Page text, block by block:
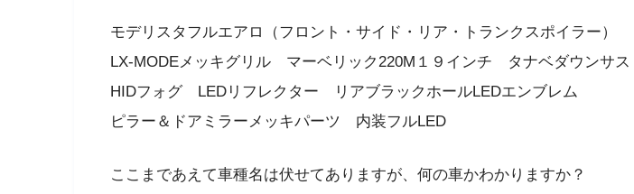
モデリスタフルエアロ（フロント・サイド・リア・トランクスポイラー）
LX-MODEメッキグリル マーベリック220M１９インチ タナベダウンサス
HIDフォグ LEDリフレクター リアブラックホールLEDエンブレム
ピラー＆ドアミラーメッキパーツ 内装フルLED
ここまであえて車種名は伏せてありますが、何の車かわかりますか？